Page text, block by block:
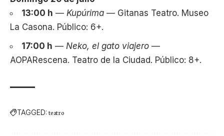
13:00 h — Kupúrima — Gitanas Teatro. Museo
La Casona. Público: 6+.
17:00 h — Neko, el gato viajero —
AOPARescena. Teatro de la Ciudad. Público: 8+.
TAGGED: teatro